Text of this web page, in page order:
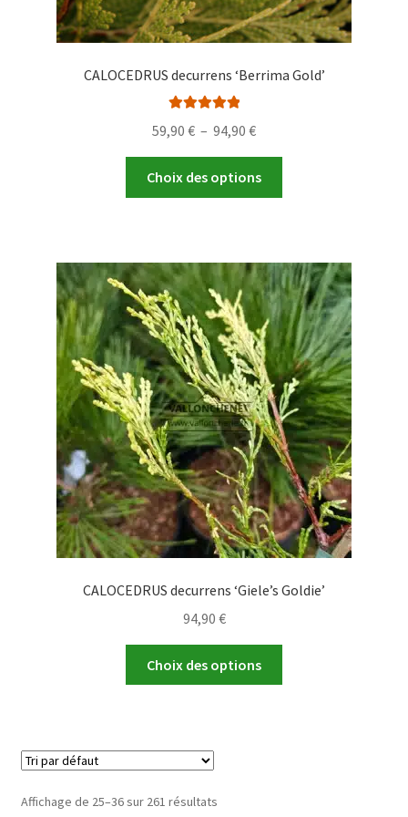
CALOCEDRUS decurrens ‘Berrima Gold’
59,90 € – 94,90 €Plage
prix :
59,90 €
Choix des options
Les
options
peuvent
être
choisies
sur
la
page
du
produit
CALOCEDRUS decurrens ‘Giele’s Goldie’
94,90 €
Choix des options
Affichage de 25–36 sur 261 résultats